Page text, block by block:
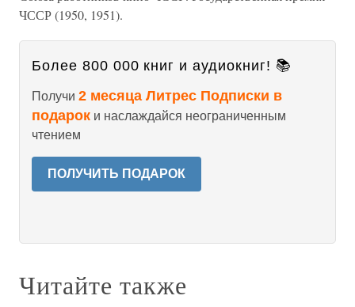
ЧССР (1950, 1951).
Более 800 000 книг и аудиокниг! 📚
Получи 2 месяца Литрес Подписки в
подарок и наслаждайся неограниченным
чтением
ПОЛУЧИТЬ ПОДАРОК
Читайте также